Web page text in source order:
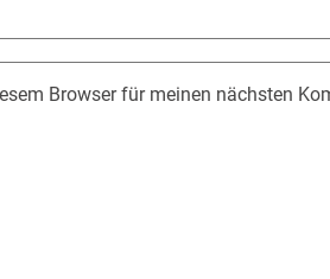
Browser für meinen nächsten